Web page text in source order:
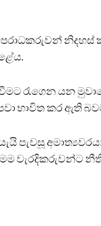
අපරාධකරුවන්
රැගෙන යන
භාවිත කර ඇති
පැවසූ
වැරදිකරුවන්ට